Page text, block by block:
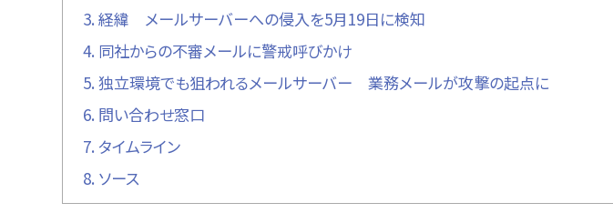
3. 経緯 メールサーバーへの侵入を5月19日に検知
4. 同社からの不審メールに警戒呼びかけ
5. 独立環境でも狙われるメールサーバー 業務メールが攻撃の起点に
6. 問い合わせ窓口
7. タイムライン
8. ソース